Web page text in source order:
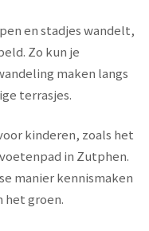
en stadjes wandelt,
Zo kun je
maken langs
terrasjes.
kinderen, zoals het
in Zutphen.
manier kennismaken
het groen.